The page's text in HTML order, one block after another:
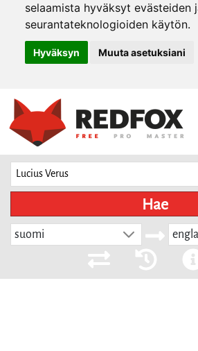
selaamista hyväksyt evästeiden
seurantateknologioiden käytön.
Hyväksyn Muuta asetuksiani
Hae
suomi